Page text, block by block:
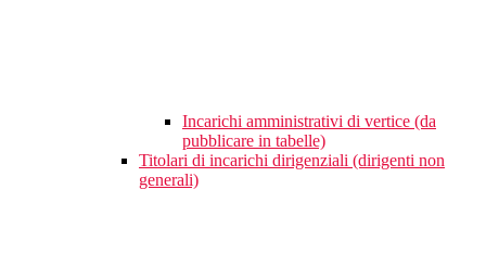
Incarichi amministrativi di vertice (da
pubblicare in tabelle)
Titolari di incarichi dirigenziali (dirigenti non
generali)